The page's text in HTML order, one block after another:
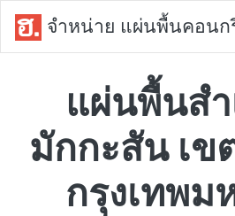
จำหน่าย แผ่นพื้นคอนก
แผ่นพื้นสำ
มักกะสัน เข
กรุงเทพม